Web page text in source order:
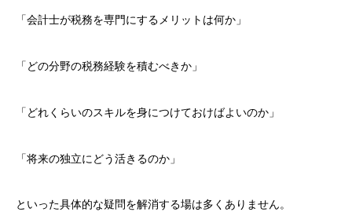
「会計士が税務を専門にするメリットは何か」
「どの分野の税務経験を積むべきか」
「どれくらいのスキルを身につけておけばよいのか」
「将来の独立にどう活きるのか」
といった具体的な疑問を解消する場は多くありません。